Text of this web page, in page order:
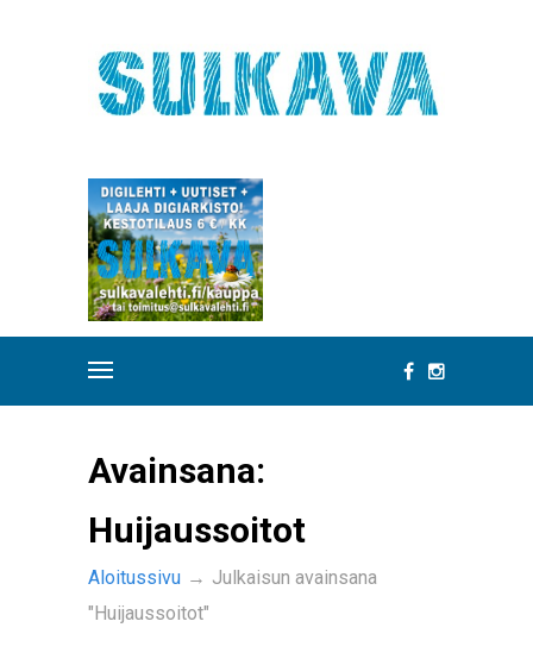
Avainsana:
Huijaussoitot
Aloitussivu → Julkaisun avainsana
"Huijaussoitot"